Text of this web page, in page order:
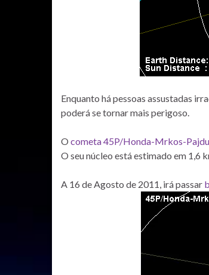
Enquanto há pessoas assustadas
poderá se tornar mais perigoso.
O cometa 45P/Honda-Mrkos-
O seu núcleo está estimado em 1,6
A 16 de Agosto de 2011, irá passar